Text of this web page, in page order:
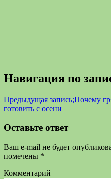
Навигация по
Предыдущая запись;Почему
готовить с осени
Оставьте ответ
Ваш e-mail не будет
помечены *
Комментарий